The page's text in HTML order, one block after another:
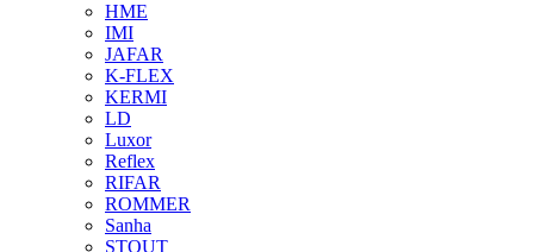
HME
IMI
JAFAR
K-FLEX
KERMI
LD
Luxor
Reflex
RIFAR
ROMMER
Sanha
STOUT